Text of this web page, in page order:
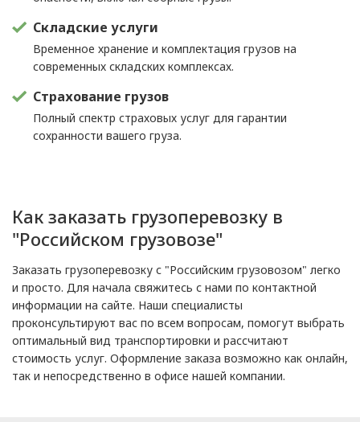
Складские услуги
Временное хранение и комплектация грузов на
современных складских комплексах.
Страхование грузов
Полный спектр страховых услуг для гарантии
сохранности вашего груза.
Как заказать грузоперевозку в
"Российском грузовозе"
Заказать грузоперевозку с "Российским грузовозом" легко
и просто. Для начала свяжитесь с нами по контактной
информации на сайте. Наши специалисты
проконсультируют вас по всем вопросам, помогут выбрать
оптимальный вид транспортировки и рассчитают
стоимость услуг. Оформление заказа возможно как онлайн,
так и непосредственно в офисе нашей компании.